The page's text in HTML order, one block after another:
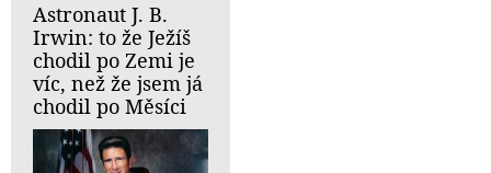
Astronaut J. B.
Irwin: to že Ježíš
chodil po Zemi je
víc, než že jsem já
chodil po Měsíci